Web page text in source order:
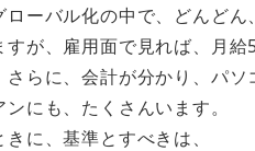
ーバル化の中で、どんどん
が、雇用面で見れば、月給
らに、会計が分かり、パソ
にも、たくさんいます。
に、基準とすべきは、